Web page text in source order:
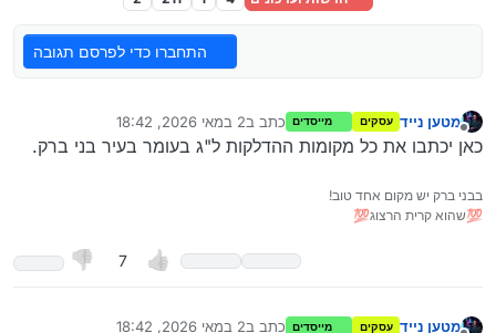
התחברו כדי לפרסם תגובה
מנותק
מטען נייד עסקים מייסדים כתב ב2 במאי 2026, 18:42
נערך לאחרונה על ידי
כאן יכתבו את כל מקומות ההדלקות ל"ג בעומר בעיר בני ברק.
בבני ברק יש מקום אחד טוב!
💯שהוא קרית הרצוג💯
7
מטען נייד עסקים מייסדים כתב ב2 במאי 2026, 18:42